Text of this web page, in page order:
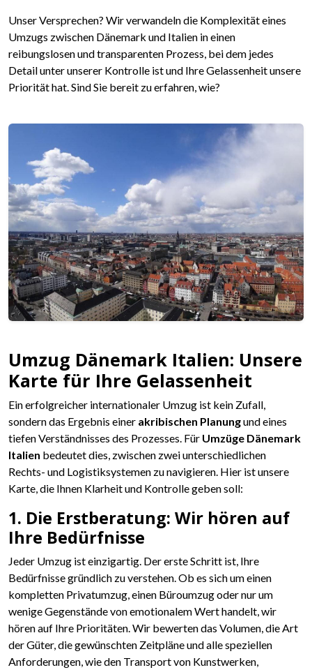
Unser Versprechen? Wir verwandeln die Komplexität eines
Umzugs zwischen Dänemark und Italien in einen
reibungslosen und transparenten Prozess, bei dem jedes
Detail unter unserer Kontrolle ist und Ihre Gelassenheit unsere
Priorität hat. Sind Sie bereit zu erfahren, wie?
Umzug Dänemark Italien: Unsere
Karte für Ihre Gelassenheit
Ein erfolgreicher internationaler Umzug ist kein Zufall,
sondern das Ergebnis einer akribischen Planungund eines
tiefen Verständnisses des Prozesses. Für Umzüge Dänemark
Italien bedeutet dies, zwischen zwei unterschiedlichen
Rechts- und Logistiksystemen zu navigieren. Hier ist unsere
Karte, die Ihnen Klarheit und Kontrolle geben soll:
1. Die Erstberatung: Wir hören auf
Ihre Bedürfnisse
Jeder Umzug ist einzigartig. Der erste Schritt ist, Ihre
Bedürfnisse gründlich zu verstehen. Ob es sich um einen
kompletten Privatumzug, einen Büroumzug oder nur um
wenige Gegenstände von emotionalem Wert handelt, wir
hören auf Ihre Prioritäten. Wir bewerten das Volumen, die Art
der Güter, die gewünschten Zeitpläne und alle speziellen
Anforderungen, wie den Transport von Kunstwerken,